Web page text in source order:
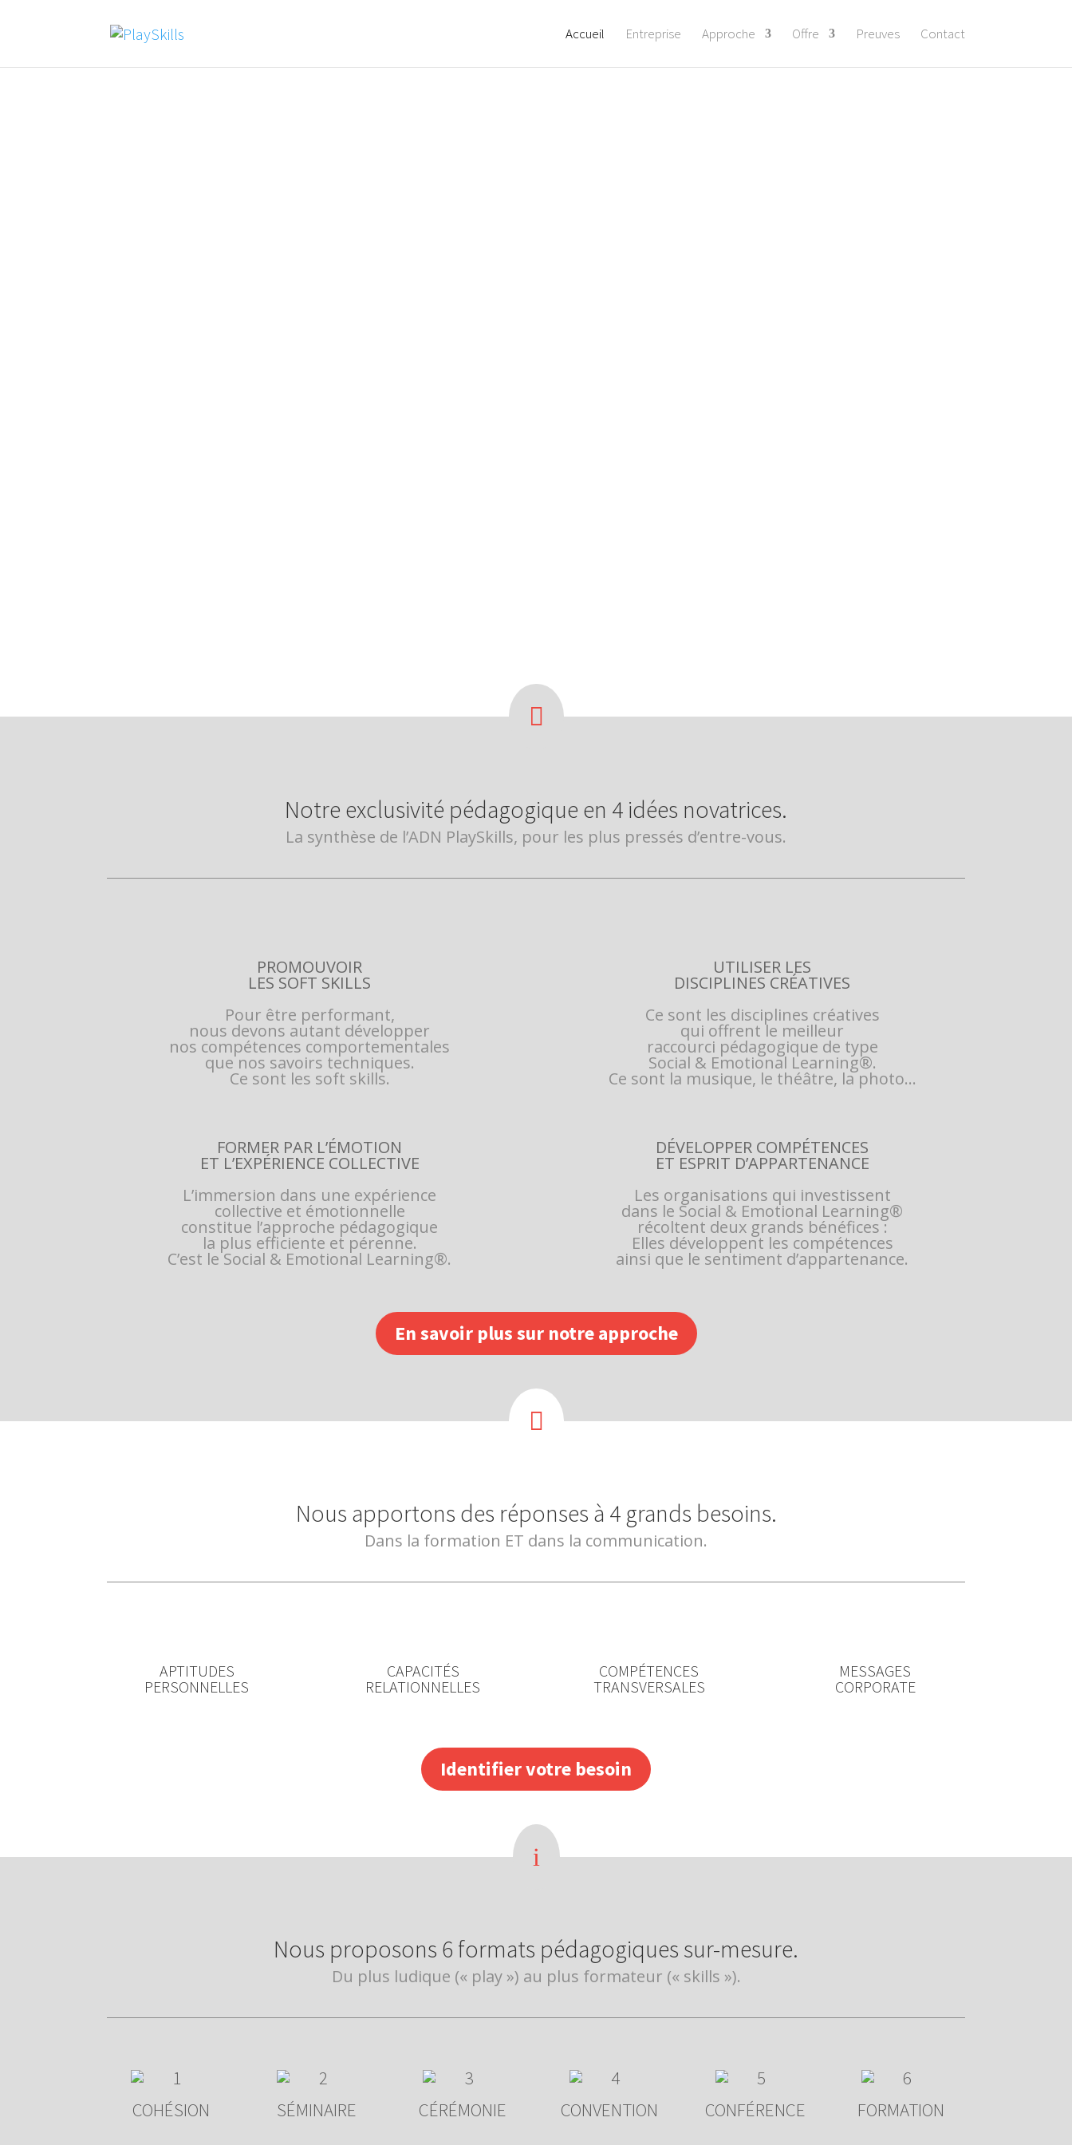
Accueil Entreprise Approche Offre Preuves Contact

Notre exclusivité pédagogique en 4 idées novatrices.
La synthèse de l’ADN PlaySkills, pour les plus pressés d’entre-vous.
PROMOUVOIR
LES SOFT SKILLS
Pour être performant,
nous devons autant développer
nos compétences comportementales
que nos savoirs techniques.
Ce sont les soft skills.
FORMER PAR L’ÉMOTION
ET L’EXPÉRIENCE COLLECTIVE
L’immersion dans une expérience
collective et émotionnelle
constitue l’approche pédagogique
la plus efficiente et pérenne.
C’est le Social & Emotional Learning®.
UTILISER LES
DISCIPLINES CRÉATIVES
Ce sont les disciplines créatives
qui offrent le meilleur
raccourci pédagogique de type
Social & Emotional Learning®.
Ce sont la musique, le théâtre, la photo…
DÉVELOPPER COMPÉTENCES
ET ESPRIT D’APPARTENANCE
Les organisations qui investissent
dans le Social & Emotional Learning®
récoltent deux grands bénéfices :
Elles développent les compétences
ainsi que le sentiment d’appartenance.
En savoir plus sur notre approche

Nous apportons des réponses à 4 grands besoins.
Dans la formation ET dans la communication.
APTITUDES
PERSONNELLES
CAPACITÉS
RELATIONNELLES
COMPÉTENCES
TRANSVERSALES
MESSAGES
CORPORATE
Identifier votre besoin
i
Nous proposons 6 formats pédagogiques sur-mesure.
Du plus ludique (« play ») au plus formateur (« skills »).
COHÉSION SÉMINAIRE CÉRÉMONIE CONVENTION CONFÉRENCE FORMATION